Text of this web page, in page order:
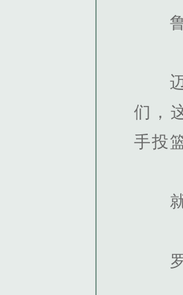
鲁
迈
们，
手投
就
罗